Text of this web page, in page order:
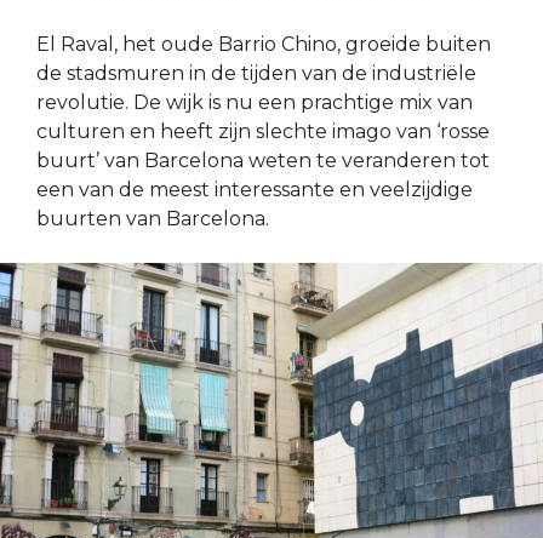
El Raval, het oude Barrio Chino, groeide buiten
de stadsmuren in de tijden van de industriële
revolutie. De wijk is nu een prachtige mix van
culturen en heeft zijn slechte imago van ‘rosse
buurt’ van Barcelona weten te veranderen tot
een van de meest interessante en veelzijdige
buurten van Barcelona.